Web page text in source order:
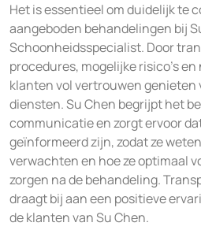
Het is essentieel om duidelijk te
aangeboden behandelingen bij
Schoonheidsspecialist. Door
procedures, mogelijke risico’s
klanten vol vertrouwen genieten
diensten. Su Chen begrijpt het
communicatie en zorgt ervoor
geïnformeerd zijn, zodat ze
verwachten en hoe ze optimaal
zorgen na de behandeling.
draagt bij aan een positieve
de klanten van Su Chen.